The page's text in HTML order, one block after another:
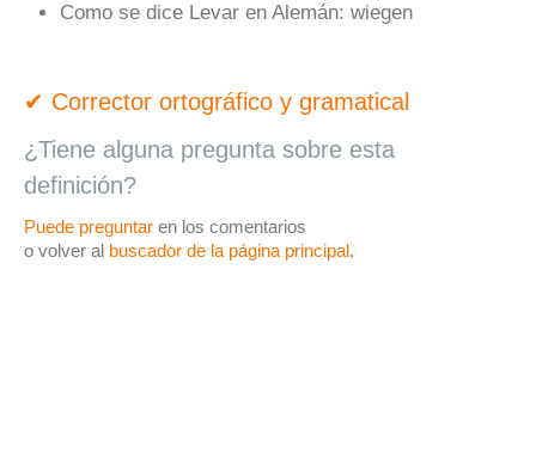
Como se dice Levar en Alemán: wiegen
✔ Corrector ortográfico y gramatical
¿Tiene alguna pregunta sobre esta
definición?
Puede preguntar en los comentarios
o volver al buscador de la página principal.